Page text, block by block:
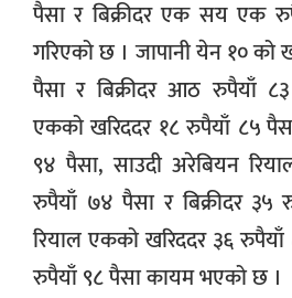
पैसा र बिक्रीदर एक सय एक
गरिएको छ । जापानी येन १०
पैसा र बिक्रीदर आठ रुपैयाँ
एकको खरिददर १८ रुपैयाँ ८५
९४ पैसा, साउदी अरेबियन
रुपैयाँ ७४ पैसा र बिक्रीदर ३५
रियाल एकको खरिददर ३६ रुपैयाँ
रुपैयाँ ९८ पैसा कायम भएको छ ।